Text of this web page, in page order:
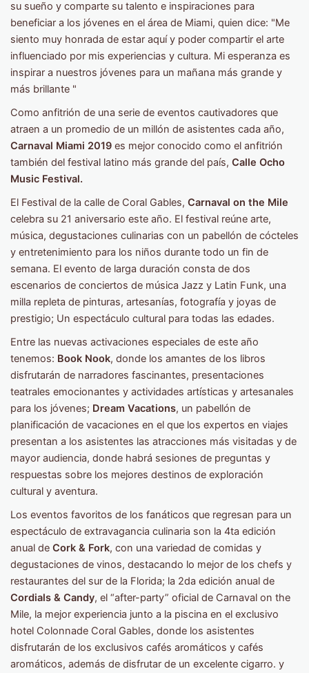
su sueño y comparte su talento e inspiraciones para
beneficiar a los jóvenes en el área de Miami, quien dice: "Me
siento muy honrada de estar aquí y poder compartir el arte
influenciado por mis experiencias y cultura. Mi esperanza es
inspirar a nuestros jóvenes para un mañana más grande y
más brillante "
Como anfitrión de una serie de eventos cautivadores que
atraen a un promedio de un millón de asistentes cada año,
Carnaval Miami 2019 es mejor conocido como el anfitrión
también del festival latino más grande del país, Calle Ocho
Music Festival.
El Festival de la calle de Coral Gables, Carnaval on the Mile
celebra su 21 aniversario este año. El festival reúne arte,
música, degustaciones culinarias con un pabellón de cócteles
y entretenimiento para los niños durante todo un fin de
semana. El evento de larga duración consta de dos
escenarios de conciertos de música Jazz y Latin Funk, una
milla repleta de pinturas, artesanías, fotografía y joyas de
prestigio; Un espectáculo cultural para todas las edades.
Entre las nuevas activaciones especiales de este año
tenemos: Book Nook, donde los amantes de los libros
disfrutarán de narradores fascinantes, presentaciones
teatrales emocionantes y actividades artísticas y artesanales
para los jóvenes; Dream Vacations, un pabellón de
planificación de vacaciones en el que los expertos en viajes
presentan a los asistentes las atracciones más visitadas y de
mayor audiencia, donde habrá sesiones de preguntas y
respuestas sobre los mejores destinos de exploración
cultural y aventura.
Los eventos favoritos de los fanáticos que regresan para un
espectáculo de extravagancia culinaria son la 4ta edición
anual de Cork & Fork, con una variedad de comidas y
degustaciones de vinos, destacando lo mejor de los chefs y
restaurantes del sur de la Florida; la 2da edición anual de
Cordials & Candy, el “after-party” oficial de Carnaval on the
Mile, la mejor experiencia junto a la piscina en el exclusivo
hotel Colonnade Coral Gables, donde los asistentes
disfrutarán de los exclusivos cafés aromáticos y cafés
aromáticos, además de disfrutar de un excelente cigarro. y